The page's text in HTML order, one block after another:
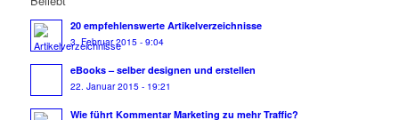
20 empfehlenswerte Artikelverzeichnisse
3. Februar 2015 - 9:04
eBooks – selber designen und erstellen
22. Januar 2015 - 19:21
Wie führt Kommentar Marketing zu mehr Traffic?